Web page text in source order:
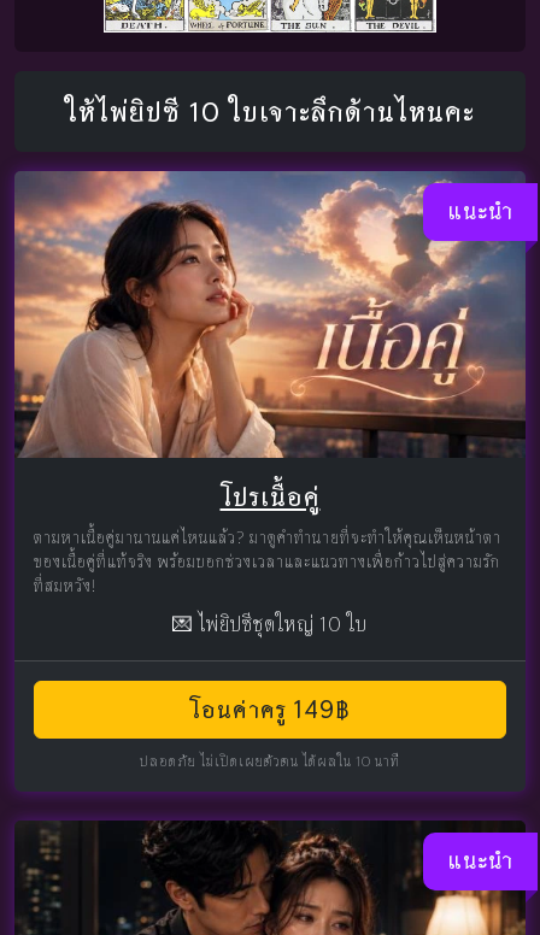
ให้ไพ่ยิปซี 10 ใบเจาะลึกด้านไหนคะ
แนะนำ
โปรเนื้อคู่
ตามหาเนื้อคู่มานานแค่ไหนแล้ว? มาดูคำทำนายที่จะทำให้คุณเห็นหน้าตา
ของเนื้อคู่ที่แท้จริง พร้อมบอกช่วงเวลาและแนวทางเพื่อก้าวไปสู่ความรัก
ที่สมหวัง!
💌 ไพ่ยิปซีชุดใหญ่ 10 ใบ
โอนค่าครู 149฿
ปลอดภัย ไม่เปิดเผยตัวตน ได้ผลใน 10 นาที
แนะนำ